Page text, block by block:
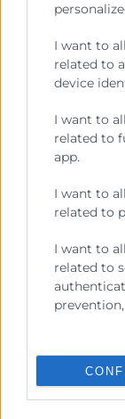
I want to
related to
device
I want to
related to
app.
I want to
related to
I want to
related to
Jordi
Área
963103973